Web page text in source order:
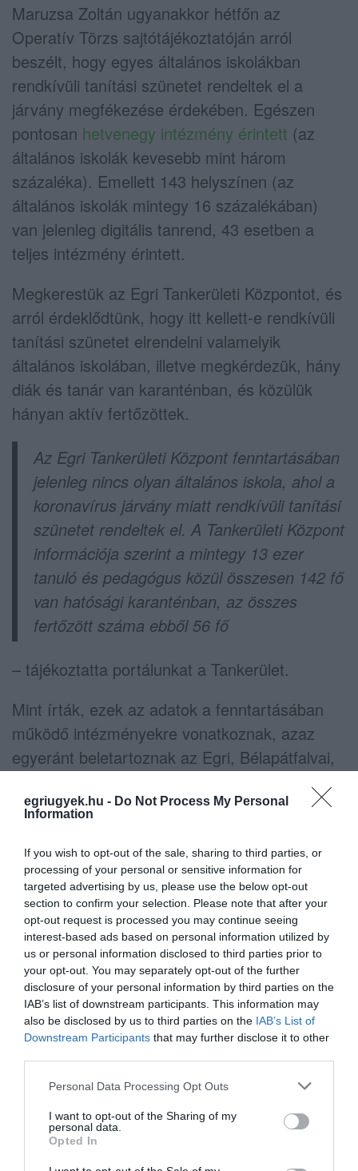
egriugyek.hu - Do Not Process My Personal
Information
If you wish to opt-out of the sale, sharing to third parties, or
processing of your personal or sensitive information for
targeted advertising by us, please use the below opt-out
section to confirm your selection. Please note that after your
opt-out request is processed you may continue seeing
interest-based ads based on personal information utilized by
us or personal information disclosed to third parties prior to
your opt-out. You may separately opt-out of the further
disclosure of your personal information by third parties on the
IAB’s list of downstream participants. This information may
also be disclosed by us to third parties on the IAB’s List of
Downstream Participants that may further disclose it to other
Please note that this website/app uses one or more Google
not limited to your visit or usage behaviour. You may click to
grant or deny consent to Google and its third-party tags to
use your data for below specified purposes in below Google
consent section.
Personal Data Processing Opt Outs
I want to opt-out of the Sharing of my
personal data.
Opted In
Maruzsa Zoltán ugyanakkor hétfőn az
Operatív Törzs sajtótájékoztatóján arról
beszélt, hogy egyes általános iskolákban
rendkívüli tanítási szünetet rendeltek el a
járvány megfékezése érdekében. Egészen
pontosan hetvenegy intézmény érintett (az
általános iskolák kevesebb mint három
százaléka). Emellett 143 helyszínen (az
általános iskolák mintegy 16 százalékában)
van jelenleg digitális tanrend, 43 esetben a
teljes intézmény érintett.
Megkerestük az Egri Tankerületi Központot, és
arról érdeklődtünk, hogy itt kellett-e rendkívüli
tanítási szünetet elrendelni valamelyik
általános iskolában, illetve megkérdezük, hány
diák és tanár van karanténban, és közülük
hányan aktív fertőzöttek.
Az Egri Tankerületi Központ fenntartásában
jelenleg nincs olyan általános iskola, ahol a
koronavírus járvány miatt rendkívüli tanítási
szünetet rendeltek el. A Tankerületi Központ
információja szerint a mintegy 13 ezer
tanuló és pedagógus közül összesen 142 fő
van hatósági karanténban, az összes
fertőzött száma ebből 56 fő
– tájékoztatta portálunkat a Tankerület.
Mint írták, ezek az adatok a fenntartásában
működő intézményekre vonatkoznak, azaz
egyeránt beletartoznak az Egri, Bélapátfalvai,
(Indexkép: Leszek Szymanski / MTI / PAP)
Koronavírus - 3500 fölött a Heves megyei aktív
esetek száma
Ne maradjon le a legfrissebb hírekről, kövessen
bennünket az EGRI ÜGYEK Google Hírek oldalán!
VISSZA A FŐOLDALRA